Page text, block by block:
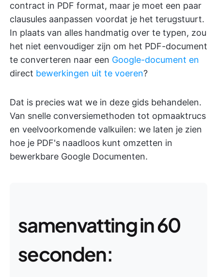
contract in PDF format, maar je moet een paar
clausules aanpassen voordat je het terugstuurt.
In plaats van alles handmatig over te typen, zou
het niet eenvoudiger zijn om het PDF-document
te converteren naar een Google-document en
direct bewerkingen uit te voeren?
Dat is precies wat we in deze gids behandelen.
Van snelle conversiemethoden tot opmaaktrucs
en veelvoorkomende valkuilen: we laten je zien
hoe je PDF's naadloos kunt omzetten in
bewerkbare Google Documenten.
samenvatting in 60
seconden: